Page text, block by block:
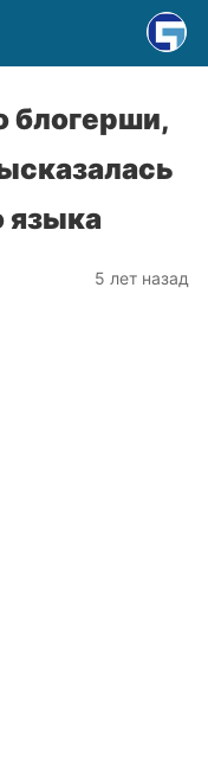
блогерши,
языка
5 лет назад